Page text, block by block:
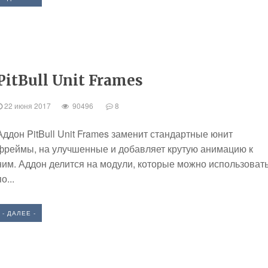
Unit Frames
22 июня 2017 90496 8
PitBull Unit Frames заменит стандартные юнит
на улучшенные и добавляет крутую анимацию к
Аддон делится на модули, которые можно
- ДАЛЕЕ -